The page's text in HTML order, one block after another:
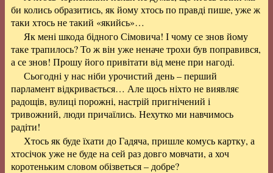
би колись образитись, як йому хтось по правді пише, уже ж
таки хтось не такий «якийсь»…
Як мені шкода бідного Сімовича! І чому се знов йому
таке трапилось? То ж він уже неначе трохи був поправився,
а се знов! Прошу його привітати від мене при нагоді.
Сьогодні у нас ніби урочистий день – перший
парламент відкривається… Але щось ніхто не виявляє
радощів, вулиці порожні, настрій пригнічений і
тривожний, люди причаїлись. Нехутко ми навчимось
радіти!
Хтось як буде їхати до Гадяча, пришле комусь картку, а
хтосічок уже не буде на сей раз довго мовчати, а хоч
коротеньким словом обізветься – добре?